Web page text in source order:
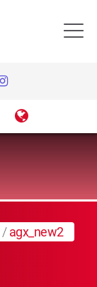
/agx_new2